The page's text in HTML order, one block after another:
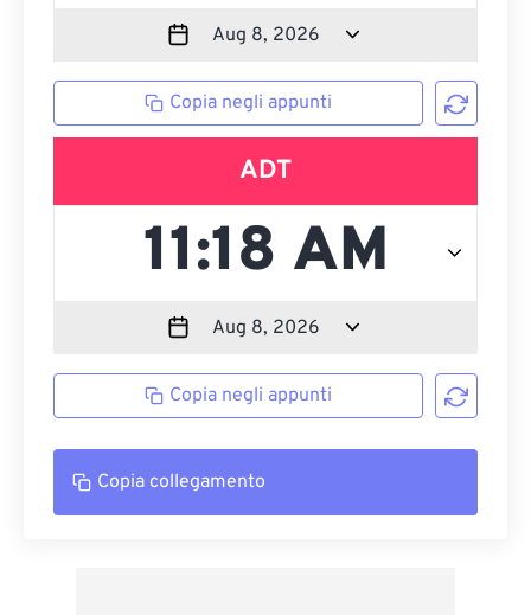
Copia negli appunti
ADT
Copia negli appunti
Copia collegamento